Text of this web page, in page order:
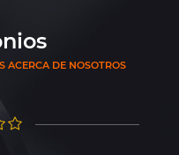
ACERCA DE NOSOTROS